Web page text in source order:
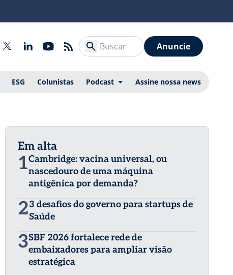
Anuncie
ESG Colunistas Podcast Assine nossa news
Em alta
1Cambridge: vacina universal, ou
nascedouro de uma máquina
antigênica por demanda?
23 desafios do governo para startups de
Saúde
3SBF 2026 fortalece rede de
embaixadores para ampliar visão
estratégica